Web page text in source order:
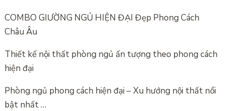
COMBO GIƯỜNG NGỦ HIỆN ĐẠI Đẹp Phong Cách
Châu Âu
Thiết kế nội thất phòng ngủ ấn tượng theo phong cách
hiện đại
Phòng ngủ phong cách hiện đại – Xu hướng nội thất nổi
bật nhất …